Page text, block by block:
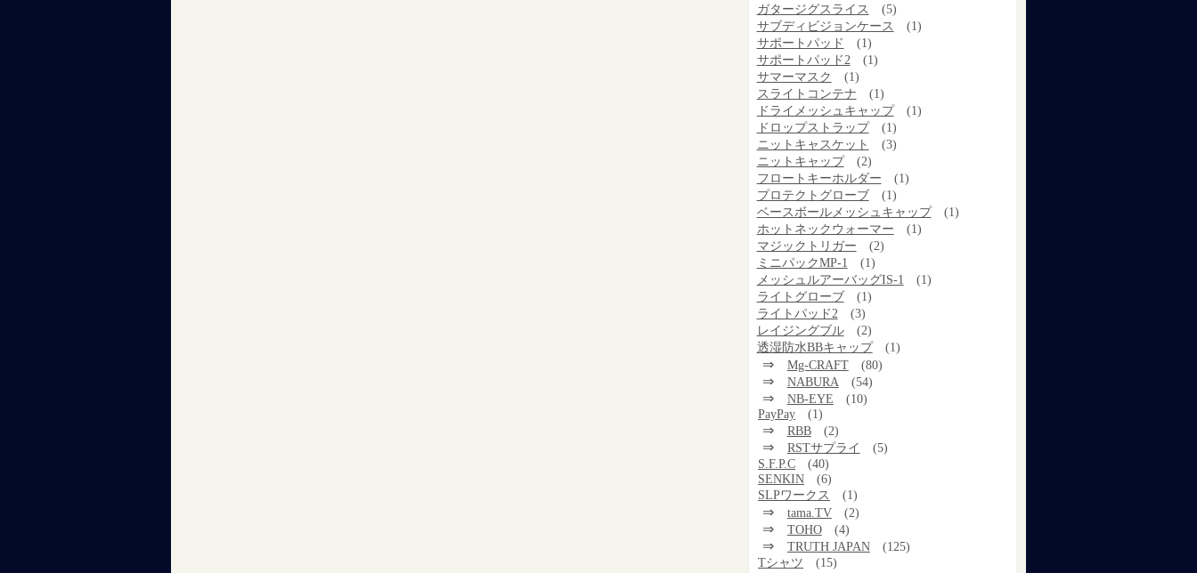
ガタージグスライス
(5)
サブディビジョンケース
(1)
サポートパッド
(1)
サポートパッド2
(1)
サマーマスク
(1)
スライトコンテナ
(1)
ドライメッシュキャップ
(1)
ドロップストラップ
(1)
ニットキャスケット
(3)
ニットキャップ
(2)
フロートキーホルダー
(1)
プロテクトグローブ
(1)
ベースボールメッシュキャップ
(1)
ホットネックウォーマー
(1)
マジックトリガー
(2)
ミニパックMP-1
(1)
メッシュルアーバッグIS-1
(1)
ライトグローブ
(1)
ライトパッド2
(3)
レイジングブル
(2)
透湿防水BBキャップ
(1)
⇒ Mg-CRAFT (80)
⇒ NABURA (54)
⇒ NB-EYE
(10)
PayPay
(1)
⇒ RBB (2)
⇒ RSTサプライ
(5)
S.F.P.C
(40)
SENKIN
(6)
SLPワークス
(1)
⇒ tama.TV (2)
⇒ TOHO (4)
⇒ TRUTH JAPAN
(125)
Tシャツ
(15)